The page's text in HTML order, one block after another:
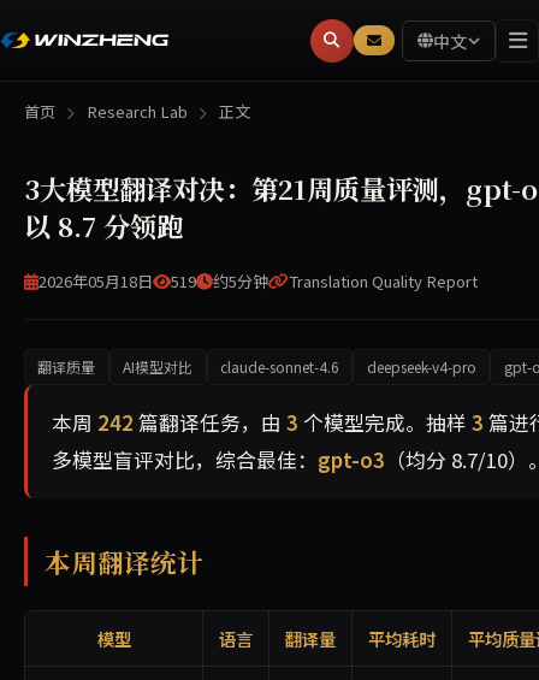
中文
首页 Research Lab 正文
3大模型翻译对决：第21周质量评测，gpt-
以 8.7 分领跑
2026年05月18日 519 约5分钟 Translation Quality Report
翻译质量 AI模型对比 claude-sonnet-4.6 deepseek-v4-pro gpt-
本周共翻译 242 篇文章，覆盖 3 个AI模型。经抽样盲评，
本周 242 篇翻译任务，由 3 个模型完成。抽样 3 篇进
多模型盲评对比，综合最佳： gpt-o3 （均分 8.7/10）
本周翻译统计
模型 语言 翻译量 平均耗时 平均质